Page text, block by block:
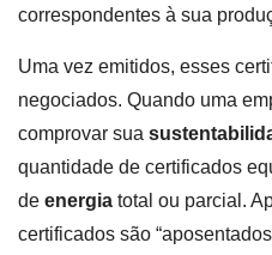
correspondentes à sua
Uma vez emitidos, esses
negociados. Quando uma
comprovar sua
quantidade de certificados
de energia total ou parcial.
certificados são